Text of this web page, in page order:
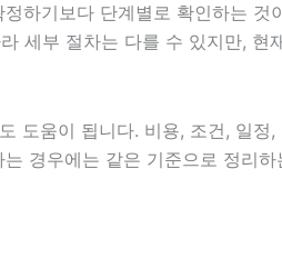
하기보다 단계별로 확인하는
세부 절차는 다를 수 있지만,
도움이 됩니다. 비용, 조건, 일
경우에는 같은 기준으로 정리하